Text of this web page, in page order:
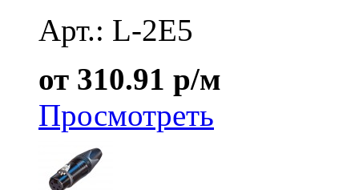
Арт.: L-2E5
от 310.91 р/м
Просмотреть